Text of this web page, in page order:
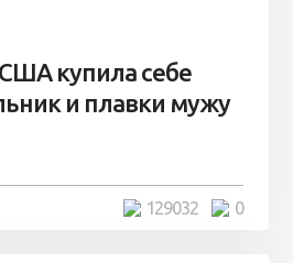
купила себе
и плавки мужу
0
129032